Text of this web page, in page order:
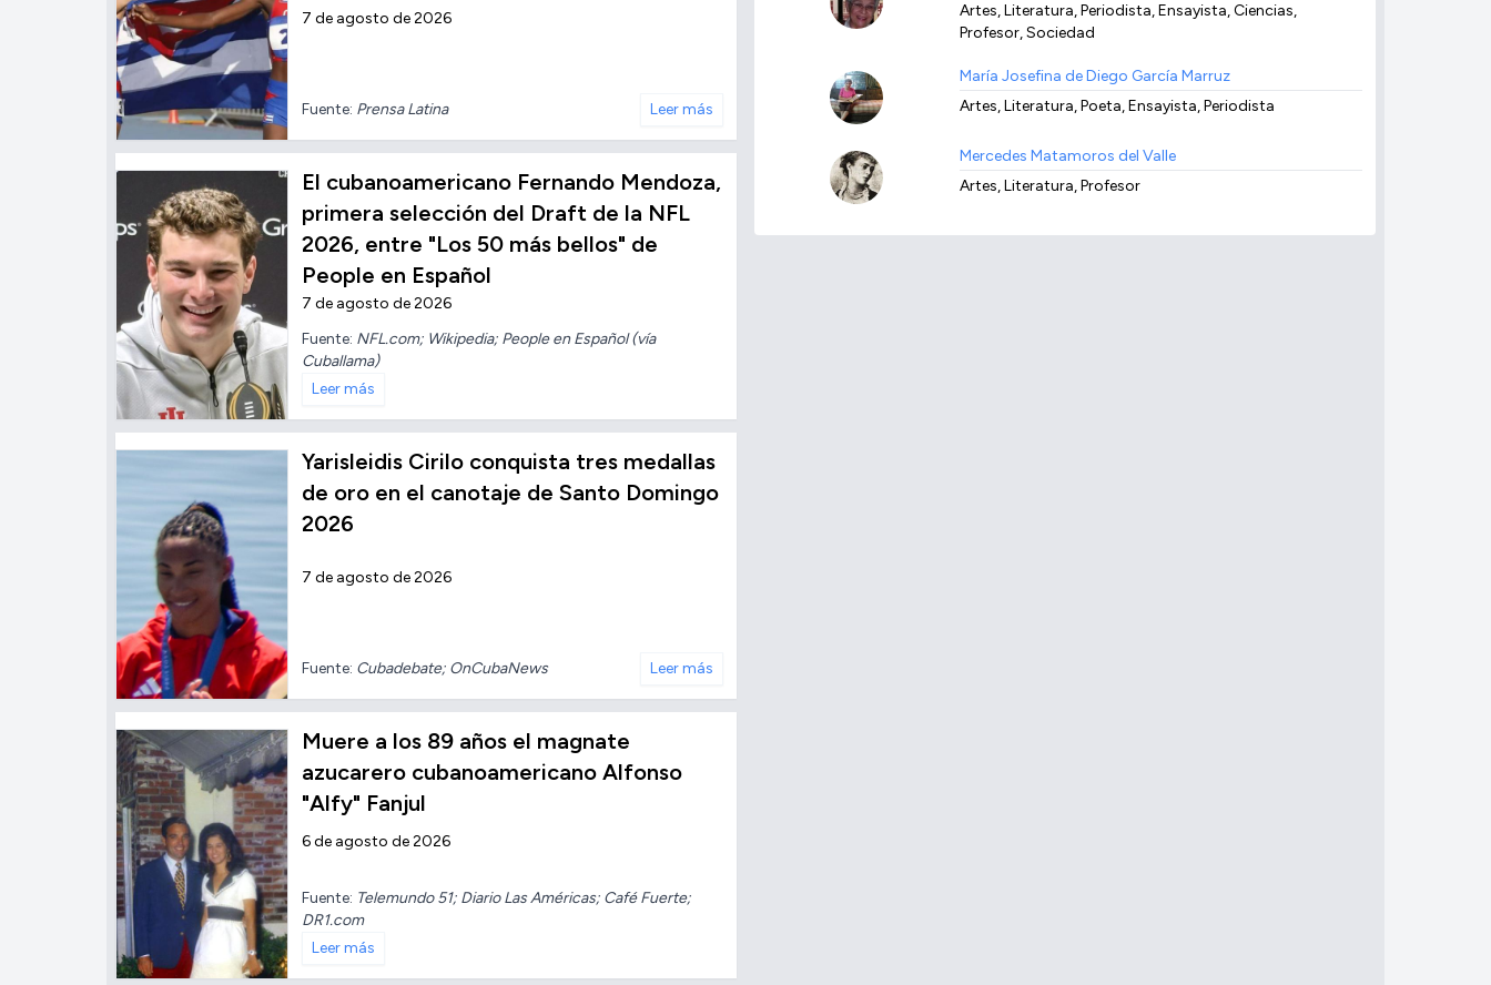
7 de agosto de 2026
Fuente: Prensa Latina Leer más
El cubanoamericano Fernando Mendoza,
primera selección del Draft de la NFL
2026, entre "Los 50 más bellos" de
People en Español
7 de agosto de 2026
Fuente: NFL.com; Wikipedia; People en Español (vía
Cuballama)
Leer más
Yarisleidis Cirilo conquista tres medallas
de oro en el canotaje de Santo Domingo
2026
7 de agosto de 2026
Fuente: Cubadebate; OnCubaNews Leer más
Muere a los 89 años el magnate
azucarero cubanoamericano Alfonso
"Alfy" Fanjul
6 de agosto de 2026
Fuente: Telemundo 51; Diario Las Américas; Café Fuerte;
DR1.com
Leer más
Artes, Literatura, Periodista, Ensayista, Ciencias,
Profesor, Sociedad
María Josefina de Diego García Marruz
Artes, Literatura, Poeta, Ensayista, Periodista
Mercedes Matamoros del Valle
Artes, Literatura, Profesor